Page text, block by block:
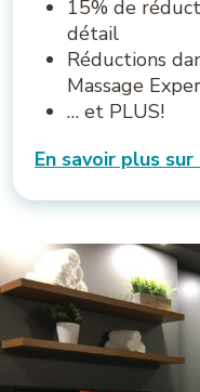
15% de
détail
Réductions
Massage
… et PLUS!
En savoir plus sur